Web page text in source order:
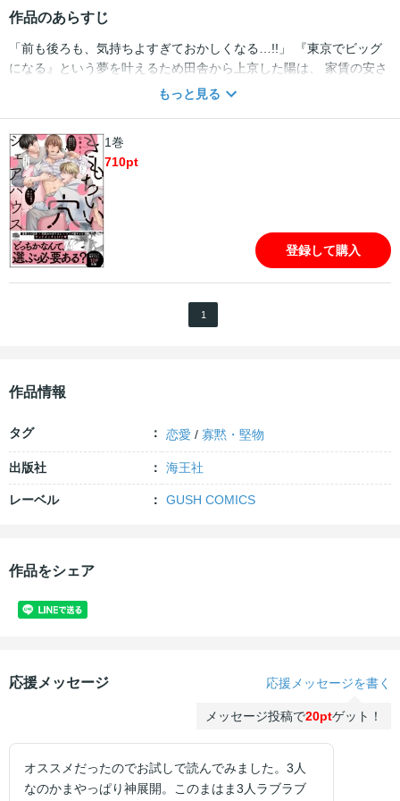
作品のあらすじ
「前も後ろも、気持ちよすぎておかしくなる…!!」 『東京でビッグ
になる』という夢を叶えるため田舎から上京した陽は、 家賃の安さ
からシェアハウスに入居する。 ところが玄関を入った途端、目の前
るはめに!? 寡黙なバリタチ・シゲと、陽キャでリバのバリーに挟ま
れて、 ノンケのはずの陽も徐々にこの生活から抜け出せなくなって
しまい…!!? ★★電子のみで楽しめるスペシャル修正仕様★★
もっと見る
1巻
710pt
登録して購入
1
作品情報
タグ 恋愛 /寡黙・堅物
出版社 海王社
レーベル GUSH COMICS
作品をシェア
応援メッセージ 応援メッセージを書く
メッセージ投稿で20ptゲット！
オススメだったのでお試しで読んでみました。3人
なのかまやっぱり神展開。このまはま3人ラブラブ